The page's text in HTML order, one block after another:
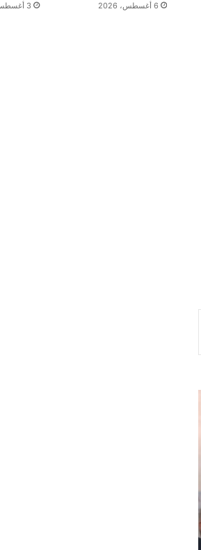
6 أغسطس، 2026 3 أغسطس، 2026